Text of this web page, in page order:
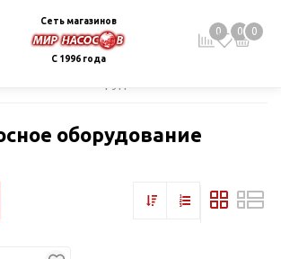
Сеть магазинов
С 1996 года
0 0 0
оборудование